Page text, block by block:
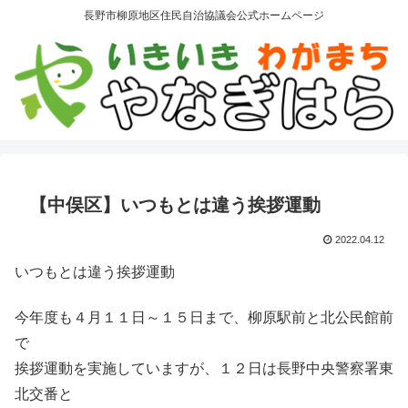
長野市柳原地区住民自治協議会公式ホームページ
【中俣区】いつもとは違う挨拶運動
2022.04.12
いつもとは違う挨拶運動
今年度も４月１１日～１５日まで、柳原駅前と北公民館前
で
挨拶運動を実施していますが、１２日は長野中央警察署東
北交番と